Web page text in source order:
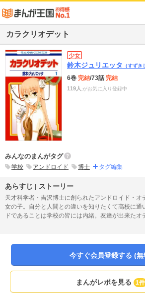
カラクリオデット
少女
鈴木ジュリエッタ （すずき
6巻 完結/73話完結
119人 がお気に入り登録中
みんなのまんがタグ
学校 アンドロイド 博士 タグ編集
あらすじ | ストーリー
天才科学者・吉沢博士に創られたアンドロイド・オ
女の子。自分と人間との違いを知りたくて高校に通
ドであることは学校の皆には内緒。友達が出来た
じようになりたい」と、博士に身体を改造するよ
今すぐ会員登録する (無
まんがレポを見る 1件